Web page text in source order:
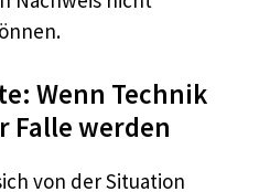
Wenn Technik
Falle werden
von der Situation